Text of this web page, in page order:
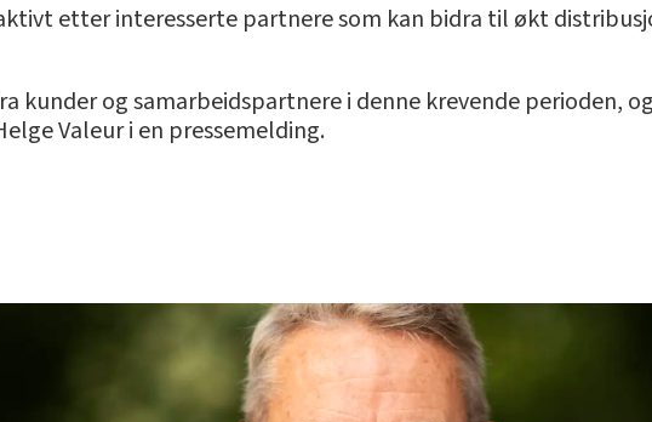
etter interesserte partnere som kan bidra til økt
kunder og samarbeidspartnere i denne krevende perioden,
Valeur i en pressemelding.